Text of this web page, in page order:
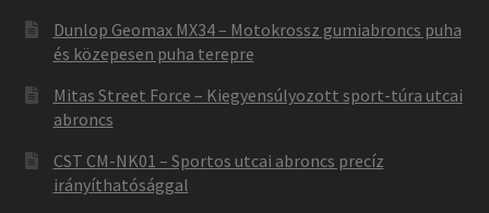
Dunlop Geomax MX34 – Motokrossz gumiabroncs puha
és közepesen puha terepre
Mitas Street Force – Kiegyensúlyozott sport-túra utcai
abroncs
CST CM-NK01 – Sportos utcai abroncs precíz
irányíthatósággal